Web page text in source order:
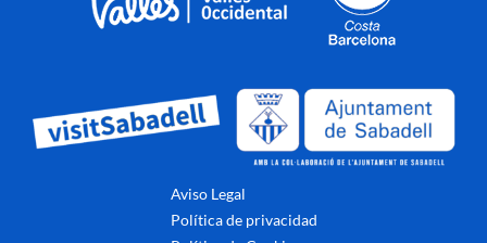
Aviso Legal
Política de privacidad